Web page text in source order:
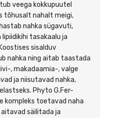
veega kokkupuutel
tõhusalt nahalt meigi,
nahka sügavuti,
tasakaalu ja
sisalduv
nahka ning aitab taastada
, makadaamia-, valge
ja niisutavad nahka,
Phyto G.Fer-
kompleks toetavad naha
säilitada ja